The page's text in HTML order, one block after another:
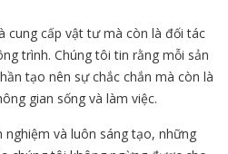
cung cấp vật tư mà còn là đối tác
trình. Chúng tôi tin rằng mỗi sản
tạo nên sự chắc chắn mà còn là
gian sống và làm việc.
nghiệm và luôn sáng tạo, những